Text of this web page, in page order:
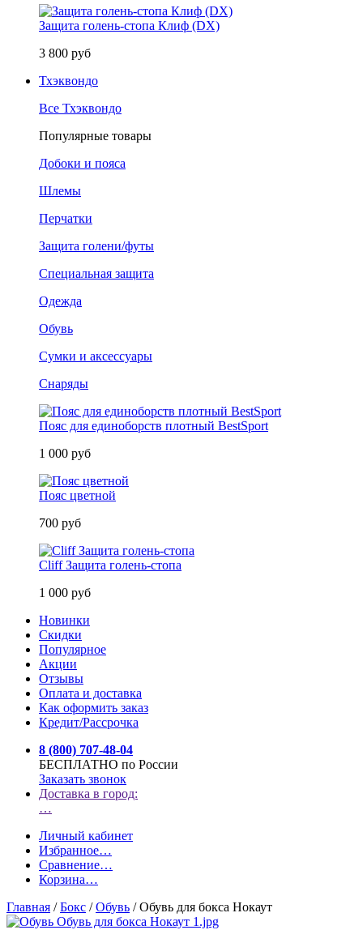
Защита голень-стопа Клиф (DX)
3 800 руб
Тхэквондо
Все Тхэквондо
Популярные товары
Добоки и пояса
Шлемы
Перчатки
Защита голени/футы
Специальная защита
Одежда
Обувь
Сумки и аксессуары
Снаряды
Пояс для единоборств плотный BestSport
1 000 руб
Пояс цветной
700 руб
Cliff Защита голень-стопа
1 000 руб
Новинки
Скидки
Популярное
Акции
Отзывы
Оплата и доставка
Как оформить заказ
Кредит/Рассрочка
8 (800) 707-48-04
БЕСПЛАТНО по России
Заказать звонок
Доставка в город:
…
Личный кабинет
Избранное…
Сравнение…
Корзина…
Главная /Бокс /Обувь /Обувь для бокса Нокаут